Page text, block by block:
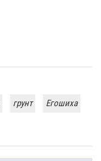
грунт
Егошиха